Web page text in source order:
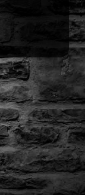
Активации (П3,
в игре.
На все
22:00 МСК.